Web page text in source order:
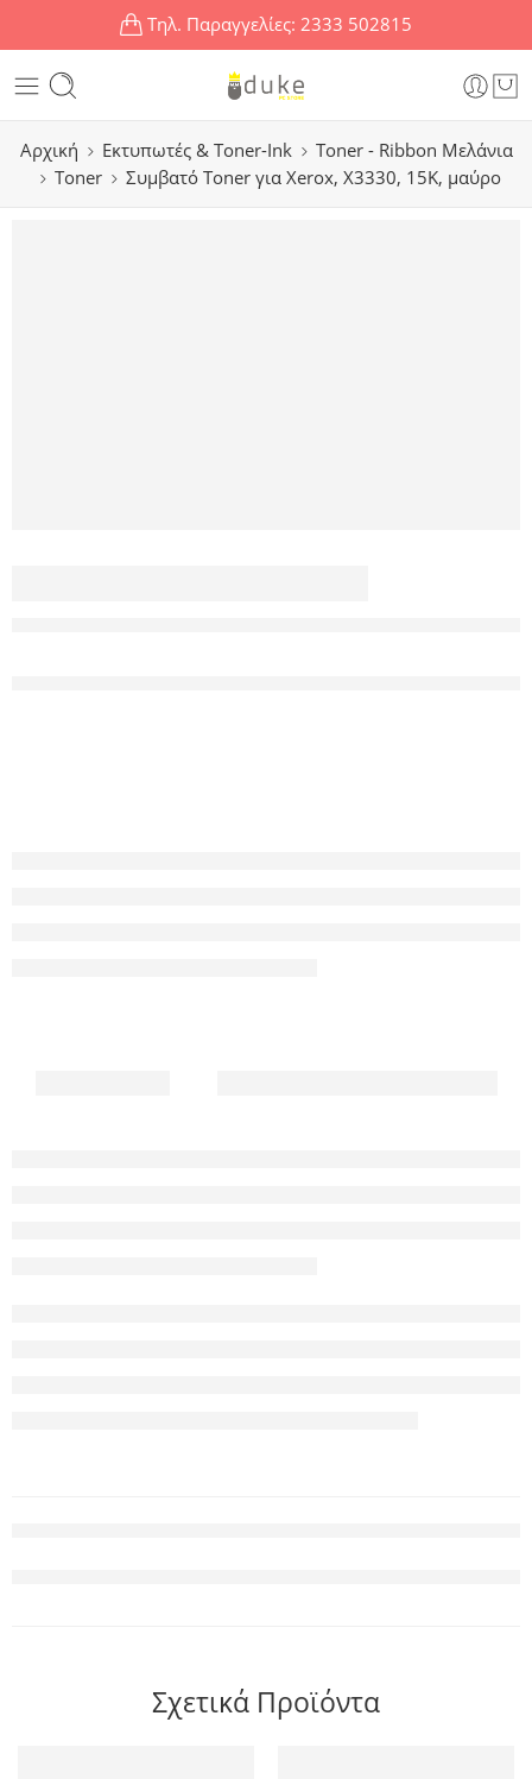
Τηλ. Παραγγελίες: 2333 502815
Αρχική Εκτυπωτές & Toner-Ink
Toner - Ribbon Μελάνια
Toner
Συμβατό Toner για Xerox, X3330, 15K, μαύρο
Σχετικά Προϊόντα